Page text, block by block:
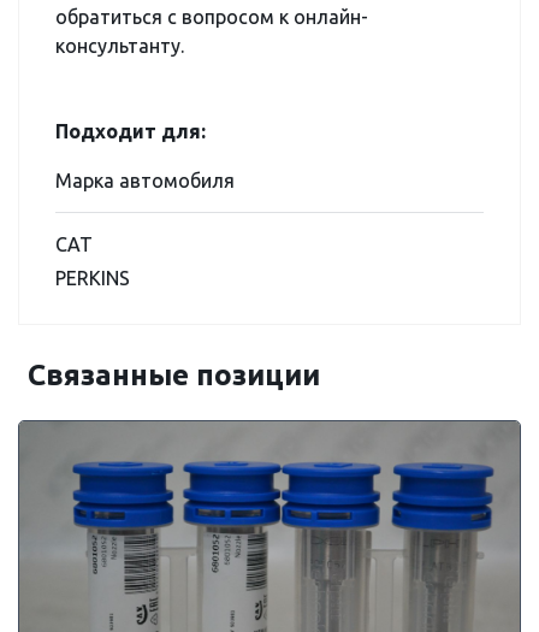
обратиться с вопросом к онлайн-
консультанту.
Подходит для:
Марка автомобиля
CAT
PERKINS
Связанные позиции